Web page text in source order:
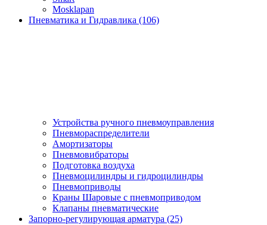
Mosklapan
Пневматика и Гидравлика (106)
Устройства ручного пневмоуправления
Пневмораспределители
Амортизаторы
Пневмовибраторы
Подготовка воздуха
Пневмоцилиндры и гидроцилиндры
Пневмоприводы
Краны Шаровые с пневмоприводом
Клапаны пневматические
Запорно-регулирующая арматура (25)